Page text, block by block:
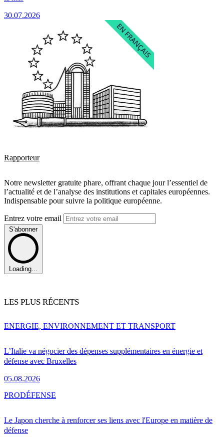
30.07.2026
Rapporteur
Notre newsletter gratuite phare, offrant chaque jour l’essentiel de
l’actualité et de l’analyse des institutions et capitales européennes.
Indispensable pour suivre la politique européenne.
Entrez votre email
S'abonner
Loading...
LES PLUS RÉCENTS
L’Italie va négocier des dépenses supplémentaires en énergie et
défense avec Bruxelles
05.08.2026
ENERGIE, ENVIRONNEMENT ET TRANSPORT
Le Japon cherche à renforcer ses liens avec l'Europe en matière de
défense
PRODÉFENSE